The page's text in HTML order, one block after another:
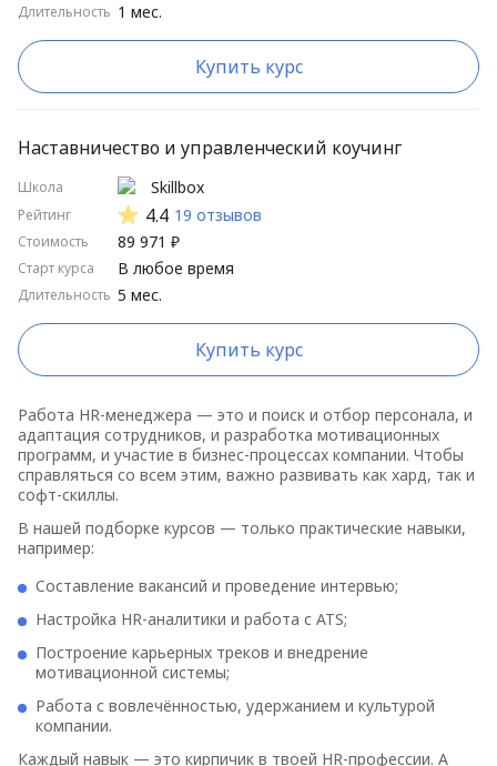
Длительность 1 мес.
Купить курс
Наставничество и управленческий коучинг
Школа
Рейтинг
Стоимость
Старт курса
Длительность
Skillbox
4.4 19 отзывов
89 971 ₽
5 мес.
В любое время
Купить курс
Работа HR-менеджера — это и поиск и отбор персонала, и
адаптация сотрудников, и разработка мотивационных
программ, и участие в бизнес-процессах компании. Чтобы
справляться со всем этим, важно развивать как хард, так и
софт-скиллы.
В нашей подборке курсов — только практические навыки,
например:
Составление вакансий и проведение интервью;
Настройка HR-аналитики и работа с ATS;
Построение карьерных треков и внедрение
мотивационной системы;
Работа с вовлечённостью, удержанием и культурой
компании.
Каждый навык — это кирпичик в твоей HR-профессии. А